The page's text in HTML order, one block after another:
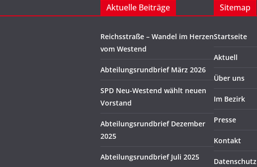
Aktuelle Beiträge
Reichsstraße – Wandel im Herzen
vom Westend
Abteilungsrundbrief März 2026
SPD Neu-Westend wählt neuen
Vorstand
Abteilungsrundbrief Dezember
2025
Abteilungsrundbrief Juli 2025
Sitemap
Startseite
Aktuell
Über uns
Im Bezirk
Presse
Kontakt
Datenschutz